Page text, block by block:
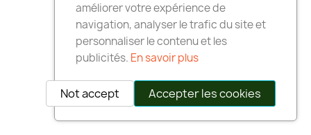
améliorer votre expérience de
navigation, analyser le trafic du site et
personnaliser le contenu et les
publicités. En savoir plus
Accepter les cookies
Not accept